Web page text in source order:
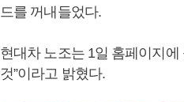
드를 꺼내들었다.
현대차 노조는 1일 홈페이지
것”이라고 밝혔다.